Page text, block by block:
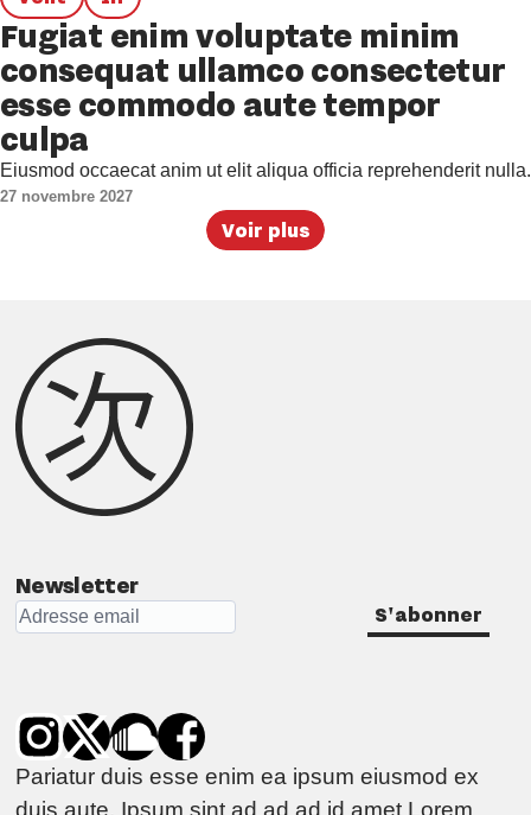
Fugiat enim voluptate minim
consequat ullamco consectetur
esse commodo aute tempor
culpa
Eiusmod occaecat anim ut elit aliqua officia reprehenderit nulla.
27 novembre 2027
Voir plus
Newsletter
S'abonner
Pariatur duis esse enim ea ipsum eiusmod ex
duis aute. Ipsum sint ad ad ad id amet Lorem